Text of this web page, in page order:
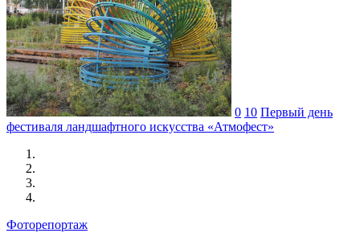
0 10 Первый день
фестиваля ландшафтного искусства «Атмофест»
Фоторепортаж